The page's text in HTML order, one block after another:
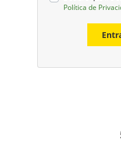
Política de